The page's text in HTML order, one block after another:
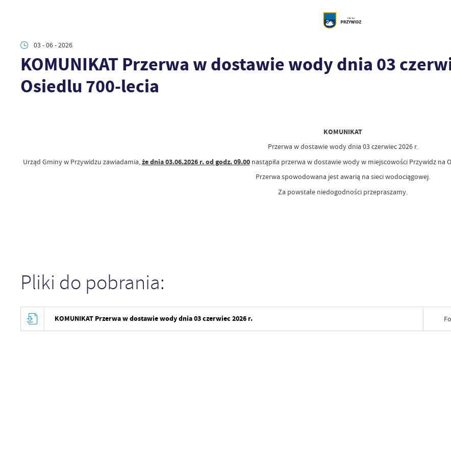
03 - 06 - 2026
KOMUNIKAT Przerwa w dostawie wody dnia 03
Osiedlu 700-lecia
KOMUNIKAT
Przerwa w dostawie wody dnia 03 czerwiec 2026 r.
Urząd Gminy w Przywidzu zawiadamia,że dnia 03.06.2026 r. od godz. 09.00nastąpiła przerwa w dostawie wody w miejscowości Przywidz na
Przerwa spowodowana jest awarią na sieci wodociągowej.
Za powstałe niedogodności przepraszamy.
Pliki do pobrania:
KOMUNIKAT Przerwa w dostawie wody dnia 03 czerwiec 2026 r.